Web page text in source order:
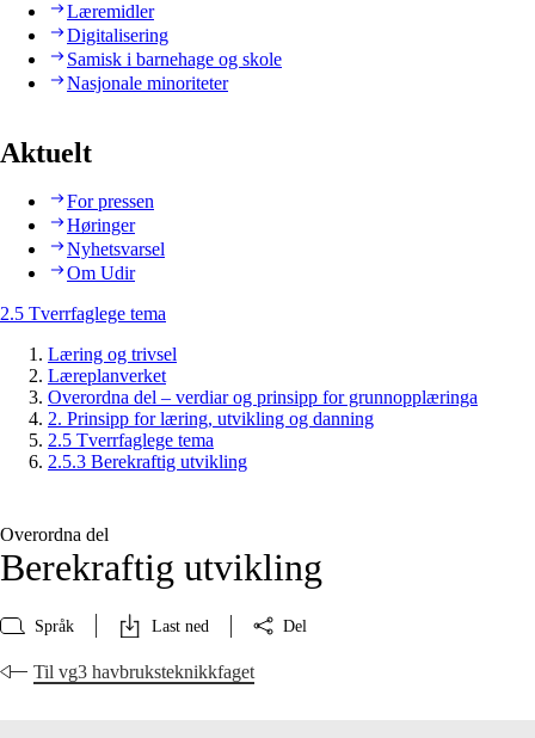
Læremidler
Digitalisering
Samisk i barnehage og skole
Nasjonale minoriteter
Aktuelt
For pressen
Høringer
Nyhetsvarsel
Om Udir
2.5 Tverrfaglege tema
Læring og trivsel
Læreplanverket
Overordna del – verdiar og prinsipp for grunnopplæringa
2. Prinsipp for læring, utvikling og danning
2.5 Tverrfaglege tema
2.5.3 Berekraftig utvikling
Overordna del
Berekraftig utvikling
Språk Last ned Del
Til vg3 havbruksteknikkfaget